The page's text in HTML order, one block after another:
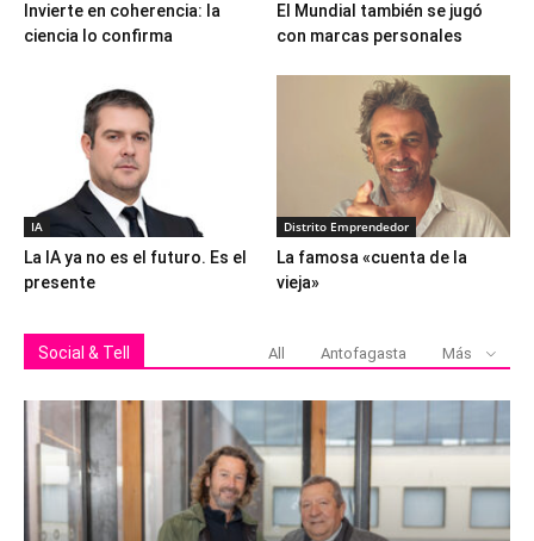
Invierte en coherencia: la
ciencia lo confirma
El Mundial también se jugó
con marcas personales
IA
La IA ya no es el futuro. Es el
presente
Distrito Emprendedor
La famosa «cuenta de la
vieja»
Social & Tell All Antofagasta Más